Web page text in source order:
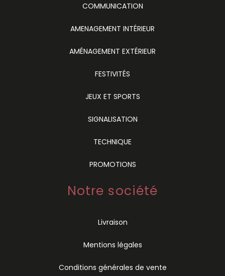
COMMUNICATION
AMENAGEMENT INTÉRIEUR
AMÉNAGEMENT EXTÉRIEUR
FESTIVITÉS
JEUX ET SPORTS
SIGNALISATION
TECHNIQUE
PROMOTIONS
Notre société
Livraison
Mentions légales
Conditions générales de vente